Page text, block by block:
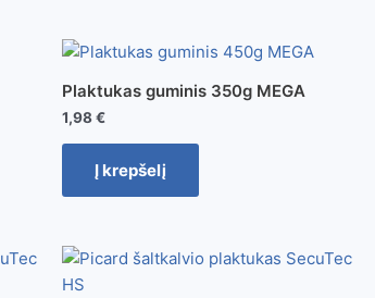
Plaktukas guminis 350g MEGA
1,98€
Į krepšelį